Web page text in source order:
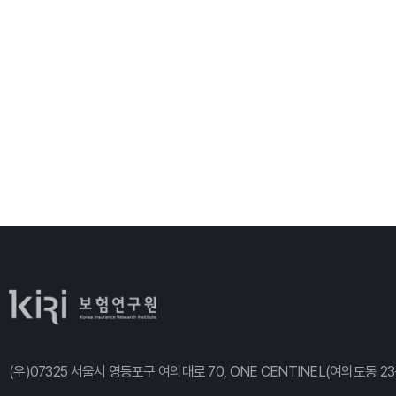
(우)07325 서울시 영등포구 여의대로 70, ONE CENTINEL(여의도동